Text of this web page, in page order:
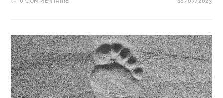
0 COMMENTAIRE 10/07/2023